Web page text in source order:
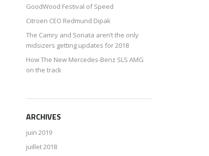
GoodWood Festival of Speed
Citroen CEO Redmund Dipak
The Camry and Sonata aren’t the only
midsizers getting updates for 2018
How The New Mercedes-Benz SLS AMG
on the track
ARCHIVES
juin 2019
juillet 2018